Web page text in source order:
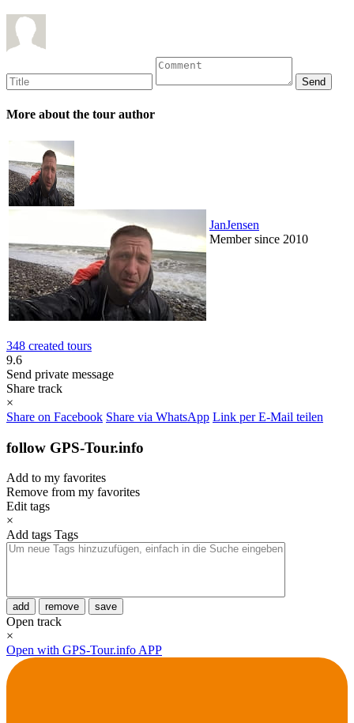
More about the tour author
JanJensen
Member since 2010
348 created tours
9.6
Send private message
Share track
×
Share on Facebook Share via WhatsApp Link per E-Mail teilen
follow GPS-Tour.info
Add to my favorites
Remove from my favorites
Edit tags
×
Add tags Tags
add remove save
Open track
×
Open with GPS-Tour.info APP